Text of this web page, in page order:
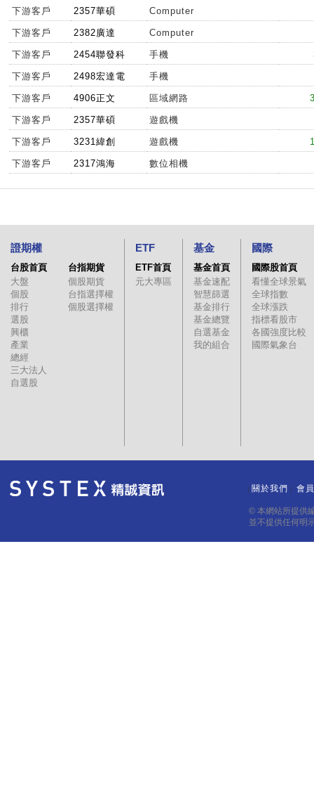
下游客戶 2357華碩 Computer
下游客戶 2382廣達 Computer
下游客戶 2454聯發科 手機
下游客戶 2498宏達電 手機
下游客戶 4906正文 區域網路
下游客戶 2357華碩 遊戲機
下游客戶 3231緯創 遊戲機
下游客戶 2317鴻海 數位相機
證期權
台股首頁
大盤
個股
排行
選股
興櫃
產業
總經
三大法人
自選股
台指期貨
個股期貨
台指選擇權
個股選擇權
ETF
ETF首頁
元大專區
基金
基金首頁
基金速配
智慧篩選
基金排行
基金總覽
自選基金
我的組合
國際
國際股首頁
看懂全球景氣
全球指數
全球漲跌
指標看股市
各國強度比較
國際氣象台
關於我們 會
© 本網站所提供
並不提供任何明